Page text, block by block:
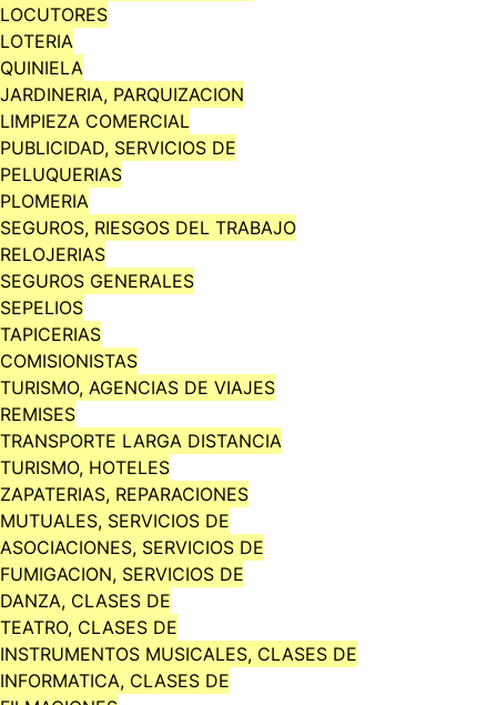
LOCUTORES
LOTERIA
QUINIELA
JARDINERIA, PARQUIZACION
LIMPIEZA COMERCIAL
PUBLICIDAD, SERVICIOS DE
PELUQUERIAS
PLOMERIA
SEGUROS, RIESGOS DEL TRABAJO
RELOJERIAS
SEGUROS GENERALES
SEPELIOS
TAPICERIAS
COMISIONISTAS
TURISMO, AGENCIAS DE VIAJES
REMISES
TRANSPORTE LARGA DISTANCIA
TURISMO, HOTELES
ZAPATERIAS, REPARACIONES
MUTUALES, SERVICIOS DE
ASOCIACIONES, SERVICIOS DE
FUMIGACION, SERVICIOS DE
DANZA, CLASES DE
TEATRO, CLASES DE
INSTRUMENTOS MUSICALES, CLASES DE
INFORMATICA, CLASES DE